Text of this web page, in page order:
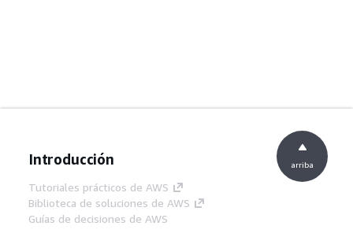
Introducción
Tutoriales prácticos de AWS
Biblioteca de soluciones de AWS
Guías de decisiones de AWS
arriba